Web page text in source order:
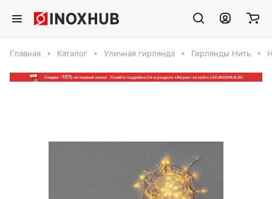
Главная Каталог Уличная гирлянда Гирлянды Нить